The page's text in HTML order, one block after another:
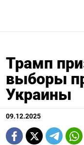
Трамп
выборы
Украины
09.12.2025